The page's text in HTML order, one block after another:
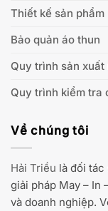
Thiết kế sản phẩm
Bảo quản áo thun
Quy trình sản xuất
Quy trình kiểm tra
Về chúng tôi
Hải Triều là đối
giải pháp May – In
và doanh nghiệp.